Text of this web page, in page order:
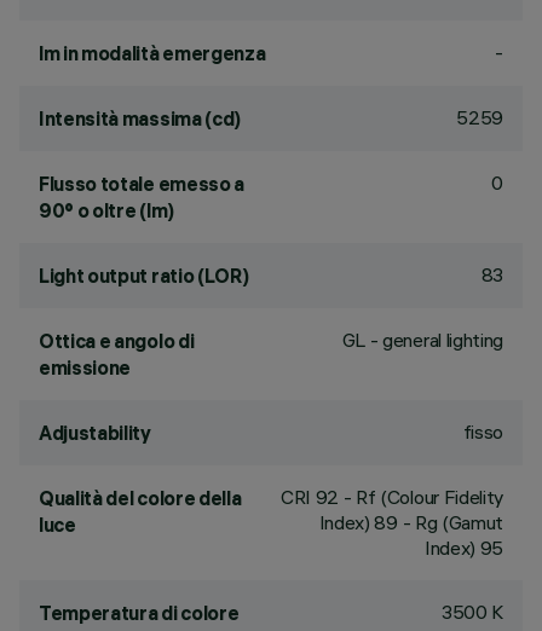
lm in modalità emergenza -
Intensità massima (cd) 5259
Flusso totale emesso a
90° o oltre (lm)
0
Light output ratio (LOR) 83
Ottica e angolo di
emissione
GL - general lighting
Adjustability fisso
Qualità del colore della
luce
CRI 92 - Rf (Colour Fidelity
Index) 89 - Rg (Gamut
Index) 95
Temperatura di colore 3500 K